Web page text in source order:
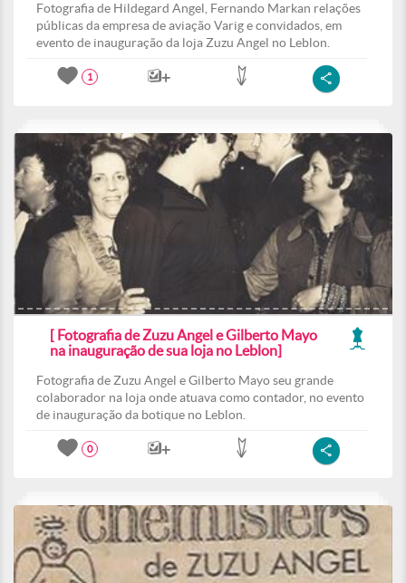
Fotografia de Hildegard Angel, Fernando Markan relações
públicas da empresa de aviação Varig e convidados, em
evento de inauguração da loja Zuzu Angel no Leblon.
1
[ Fotografia de Zuzu Angel e Gilberto Mayo
na inauguração de sua loja no Leblon]
Fotografia de Zuzu Angel e Gilberto Mayo seu grande
colaborador na loja onde atuava como contador, no evento
de inauguração da botique no Leblon.
0